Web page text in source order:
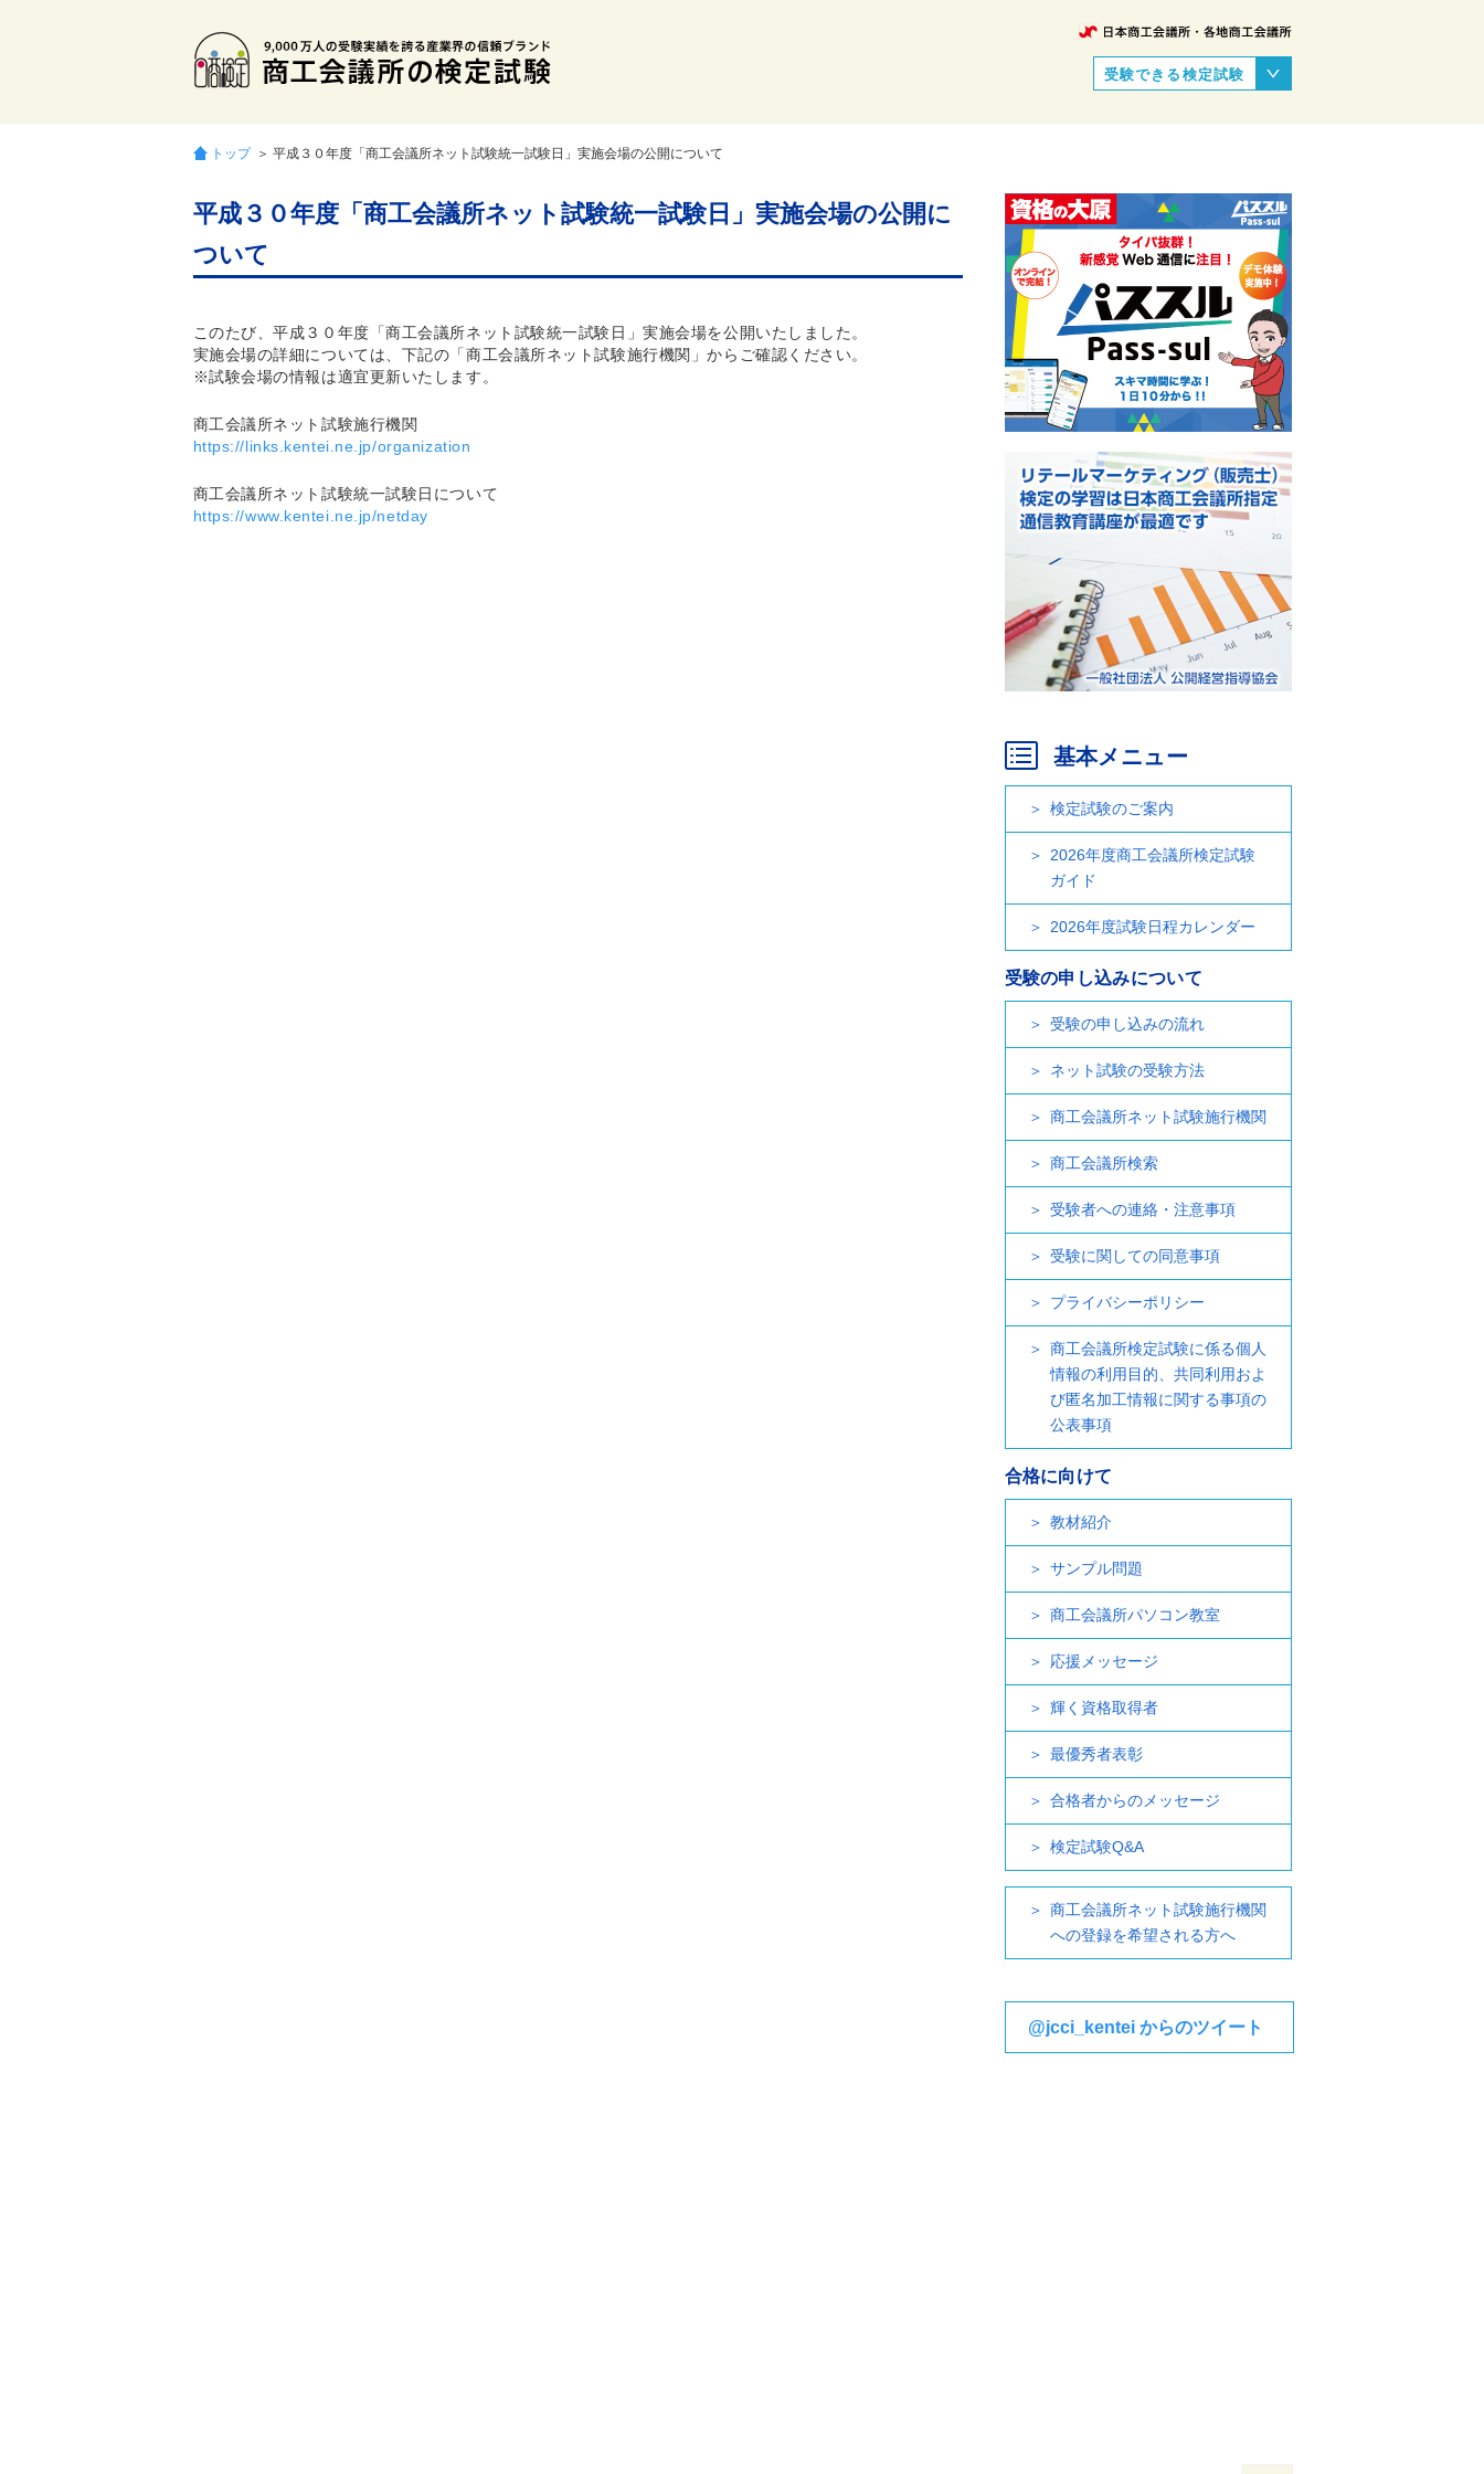
受験できる検定試験
トップ ＞ 平成３０年度「商工会議所ネット試験統一試験日」実施会場の公開について
平成３０年度「商工会議所ネット試験統一試験日」実施会場の公開に
ついて
このたび、平成３０年度「商工会議所ネット試験統一試験日」実施会場を公開いたしました。
実施会場の詳細については、下記の「商工会議所ネット試験施行機関」からご確認ください。
※試験会場の情報は適宜更新いたします。
商工会議所ネット試験施行機関
https://links.kentei.ne.jp/organization
商工会議所ネット試験統一試験日について
https://www.kentei.ne.jp/netday
基本メニュー
検定試験のご案内
2026年度商工会議所検定試験
ガイド
2026年度試験日程カレンダー
受験の申し込みについて
受験の申し込みの流れ
ネット試験の受験方法
商工会議所ネット試験施行機関
商工会議所検索
受験者への連絡・注意事項
受験に関しての同意事項
プライバシーポリシー
商工会議所検定試験に係る個人
情報の利用目的、共同利用およ
び匿名加工情報に関する事項の
公表事項
合格に向けて
教材紹介
サンプル問題
商工会議所パソコン教室
応援メッセージ
輝く資格取得者
最優秀者表彰
合格者からのメッセージ
検定試験Q&A
商工会議所ネット試験施行機関
への登録を希望される方へ
@jcci_kentei からのツイート